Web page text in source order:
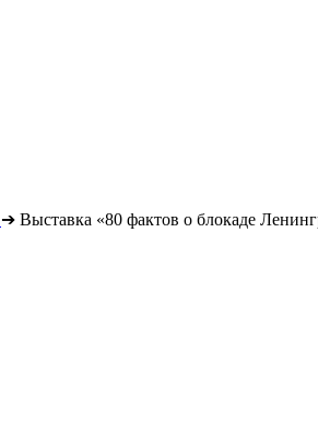
➔ Выставка «80 фактов о блокаде